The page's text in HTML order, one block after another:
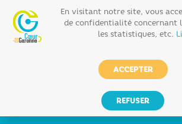
En visitant notre site, vous
de confidentialité concernant
les statistiques, etc.
ACCEPTER
REFUSER